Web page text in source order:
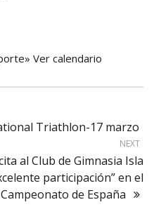
Ver calendario
Triathlon-17 marzo
NEXT
al Club de Gimnasia Isla
participación” en el
Campeonato de España